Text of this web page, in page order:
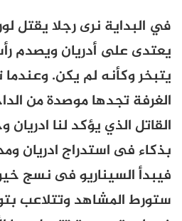
في البداية نرى رجلا يقتل
يعتدى على أدريان ويصدم
يتبخر وكأنه لم يكن.
الغرفة تجدها موصدة من
القاتل الذي يؤكد لنا ادريان
بذكاء فى استدراج ادريان
فيبدأ السيناريو فى نسج
ستورط المشاهد وتتلاعب